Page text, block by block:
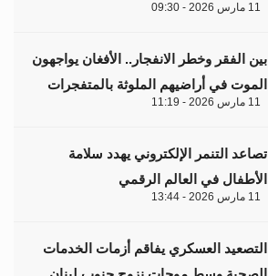
11 مارس 2026 - 09:30
بين الفقر وخطر الانفجار.. الأفغان يواجهون
الموت في أراضيهم الملوثة بالمتفجرات
11 مارس 2026 - 11:19
تصاعد التنمر الإلكتروني يهدد سلامة
الأطفال في العالم الرقمي
11 مارس 2026 - 13:44
التصعيد العسكري يفاقم أزمات الخدمات